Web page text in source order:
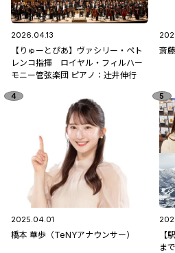
2026.04.13
【りゅーとぴあ】ヴァシリー・ペト
レンコ指揮 ロイヤル・フィルハー
モニー管弦楽団 ピアノ：辻󠄀井伸行
斎
2025.04.01
橋本 華歩（TeNYアナウンサー）
【
ま